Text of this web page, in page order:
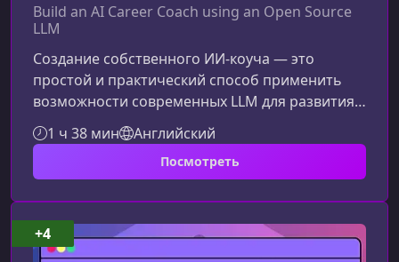
Build an AI Career Coach using an Open Source
LLM
Создание собственного ИИ-коуча — это
простой и практический способ применить
возможности современных LLM для развития
карьеры. В этом материале мы разберём, чему
вы научитесь на курсе, какие навыки получите
и как сможете использовать ИИ-коуча для
программирования.О чём этот курсКурс
поможет вам понять, как работает
генеративный ИИ и большие языковые
1 ч 38 мин Английский
Посмотреть
+4